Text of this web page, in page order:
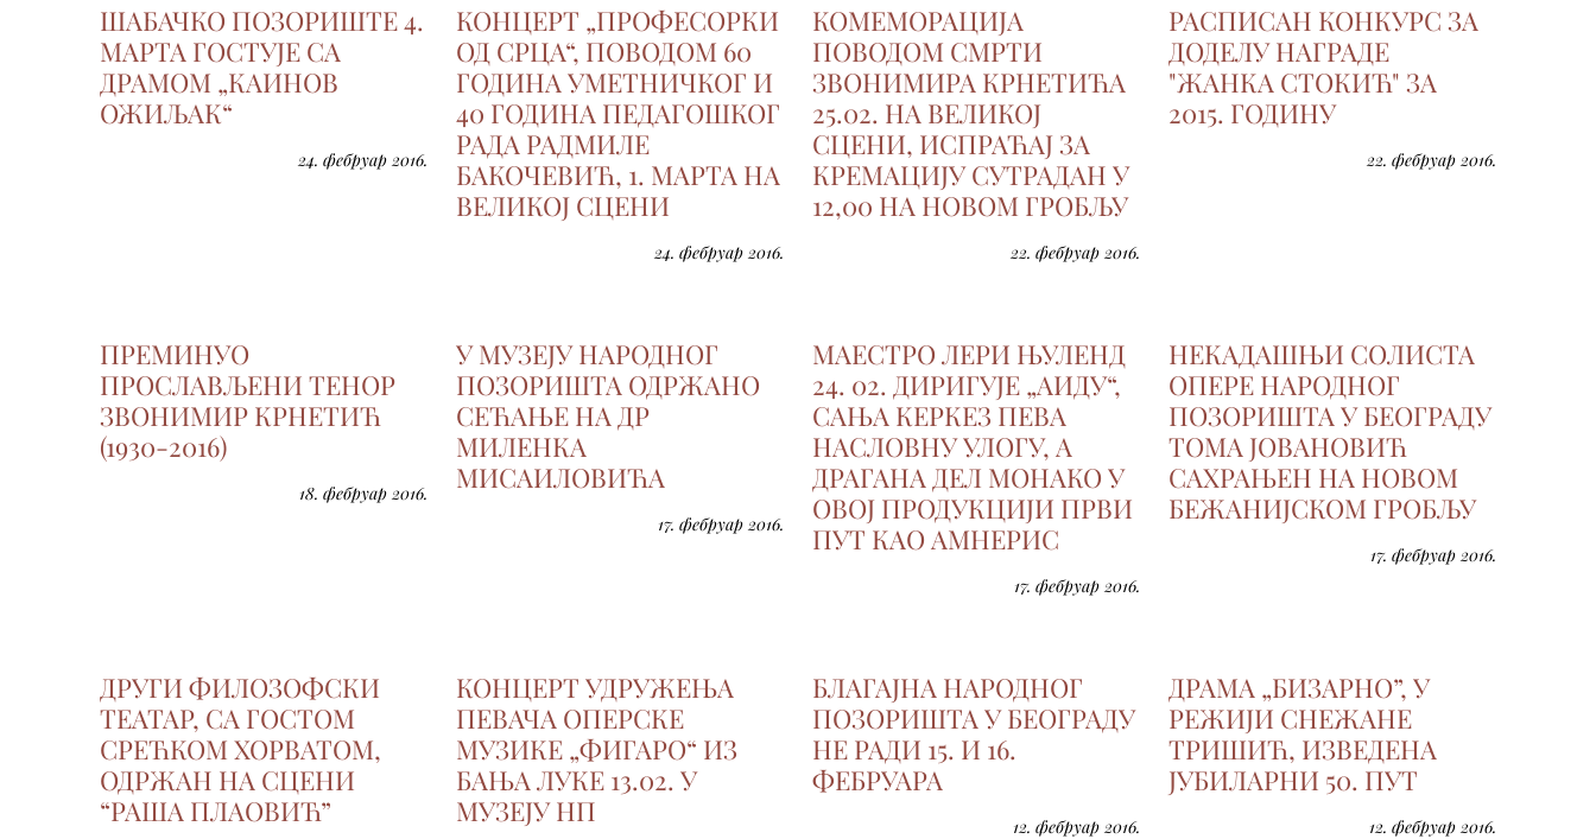
ШАБАЧКО ПОЗОРИШТЕ 4.
МАРТА ГОСТУЈЕ СА
ДРАМОМ „КАИНОВ
ОЖИЉАК“
24. фебруар 2016.
КОНЦЕРТ „ПРОФЕСОРКИ
ОД СРЦА“, ПОВОДОМ 60
ГОДИНА УМЕТНИЧКОГ И
40 ГОДИНА ПЕДАГОШКОГ
РАДА РАДМИЛЕ
БАКОЧЕВИЋ, 1. МАРТА НА
ВЕЛИКОЈ СЦЕНИ
24. фебруар 2016.
КОМЕМОРАЦИЈА
ПОВОДОМ СМРТИ
ЗВОНИМИРА КРНЕТИЋА
25.02. НА ВЕЛИКОЈ
СЦЕНИ, ИСПРАЋАЈ ЗА
КРЕМАЦИЈУ СУТРАДАН У
12,00 НА НОВОМ ГРОБЉУ
22. фебруар 2016.
РАСПИСАН КОНКУРС ЗА
ДОДЕЛУ НАГРАДЕ
"ЖАНКА СТОКИЋ" ЗА
2015. ГОДИНУ
22. фебруар 2016.
ПРЕМИНУО
ПРОСЛАВЉЕНИ ТЕНОР
ЗВОНИМИР КРНЕТИЋ
(1930-2016)
18. фебруар 2016.
У МУЗЕЈУ НАРОДНОГ
ПОЗОРИШТА ОДРЖАНО
СЕЋАЊЕ НА ДР
МИЛЕНКА
МИСАИЛОВИЋА
17. фебруар 2016.
МАЕСТРО ЛЕРИ ЊУЛЕНД
24. 02. ДИРИГУЈЕ „АИДУ“,
САЊА КЕРКЕЗ ПЕВА
НАСЛОВНУ УЛОГУ, А
ДРАГАНA ДЕЛ МОНАКО У
ОВОЈ ПРОДУКЦИЈИ ПРВИ
ПУТ КАО АМНЕРИС
17. фебруар 2016.
НЕКАДАШЊИ СОЛИСТА
ОПЕРЕ НАРОДНОГ
ПОЗОРИШТА У БЕОГРАДУ
ТОМА ЈОВАНОВИЋ
САХРАЊЕН НА НОВОМ
БЕЖАНИЈСКОМ ГРОБЉУ
17. фебруар 2016.
ДРУГИ ФИЛОЗОФСКИ
ТЕАТАР, СА ГОСТОМ
СРЕЋКОМ ХОРВАТОМ,
ОДРЖАН НА СЦЕНИ
“РАША ПЛАОВИЋ”
КОНЦЕРТ УДРУЖЕЊА
ПЕВАЧА ОПЕРСКЕ
МУЗИКЕ „ФИГАРО“ ИЗ
БАЊА ЛУКЕ 13.02. У
МУЗЕЈУ НП
БЛАГАЈНА НАРОДНОГ
ПОЗОРИШТА У БЕОГРАДУ
НЕ РАДИ 15. И 16.
ФЕБРУАРА
12. фебруар 2016.
ДРАМА „БИЗАРНО”, У
РЕЖИЈИ СНЕЖАНЕ
ТРИШИЋ, ИЗВЕДЕНА
ЈУБИЛАРНИ 50. ПУТ
12. фебруар 2016.